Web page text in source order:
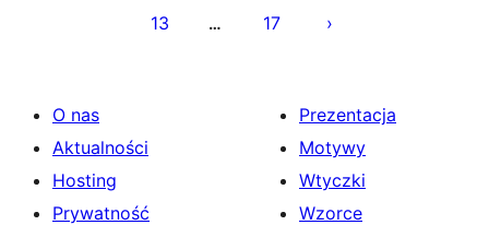
13 … 17
O nas
Aktualności
Hosting
Prywatność
Prezentacja
Motywy
Wtyczki
Wzorce